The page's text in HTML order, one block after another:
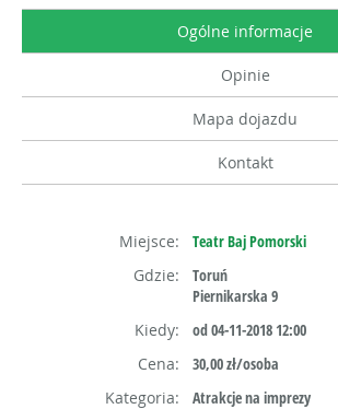
Ogólne informacje
Opinie
Mapa dojazdu
Kontakt
Miejsce:
Teatr Baj Pomorski
Gdzie:
Toruń
Piernikarska 9
Kiedy:
od 04-11-2018 12:00
Cena:
30,00 zł/osoba
Kategoria:
Atrakcje na imprezy